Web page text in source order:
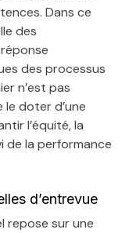
Dans ce
des
des processus
n’est pas
le doter d’une
l’équité, la
de la performance
d’entrevue
repose sur une